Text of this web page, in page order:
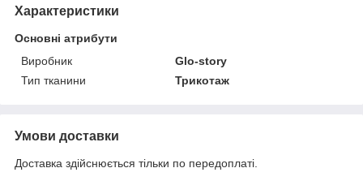
Характеристики
Основні атрибути
Виробник
Glo-story
Тип тканини
Трикотаж
Умови доставки
Доставка здійснюється тільки по передоплаті.